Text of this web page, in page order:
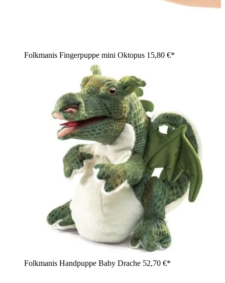
Folkmanis Fingerpuppe mini Oktopus 15,80 €*
Folkmanis Handpuppe Baby Drache 52,70 €*